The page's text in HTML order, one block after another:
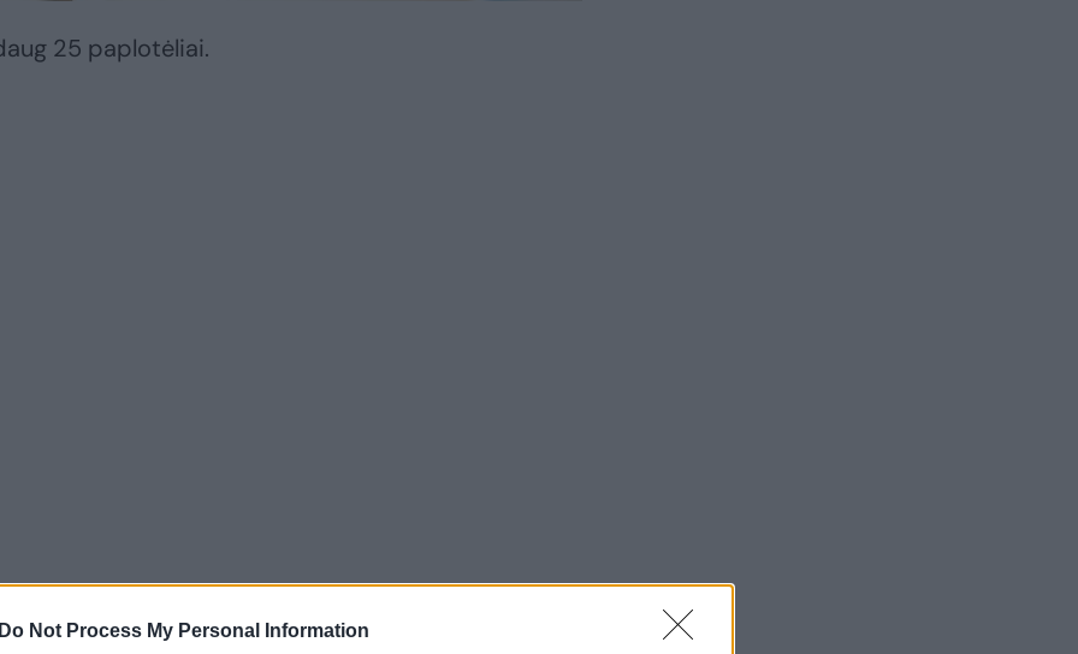
Do Not Process My Personal Information
25 paplotėliai.